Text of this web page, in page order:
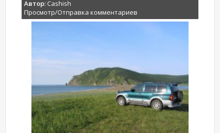
Автор: Cashish
Просмотр/Отправка комментариев